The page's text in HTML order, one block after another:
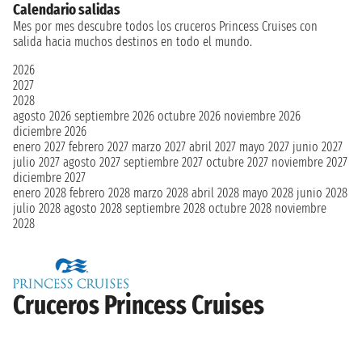
Cruceros Princess Cruises
Calendario salidas
Mes por mes descubre todos los cruceros Princess Cruises con
salida hacia muchos destinos en todo el mundo.
2026
2027
2028
agosto 2026 septiembre 2026 octubre 2026 noviembre 2026
diciembre 2026
enero 2027 febrero 2027 marzo 2027 abril 2027 mayo 2027 junio 2027
julio 2027 agosto 2027 septiembre 2027 octubre 2027 noviembre 2027
diciembre 2027
enero 2028 febrero 2028 marzo 2028 abril 2028 mayo 2028 junio 2028
julio 2028 agosto 2028 septiembre 2028 octubre 2028 noviembre
2028